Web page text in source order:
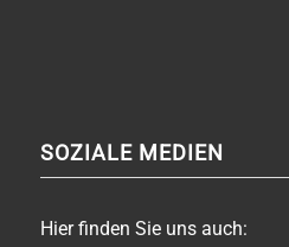
SOZIALE MEDIEN
Hier finden Sie uns auch: